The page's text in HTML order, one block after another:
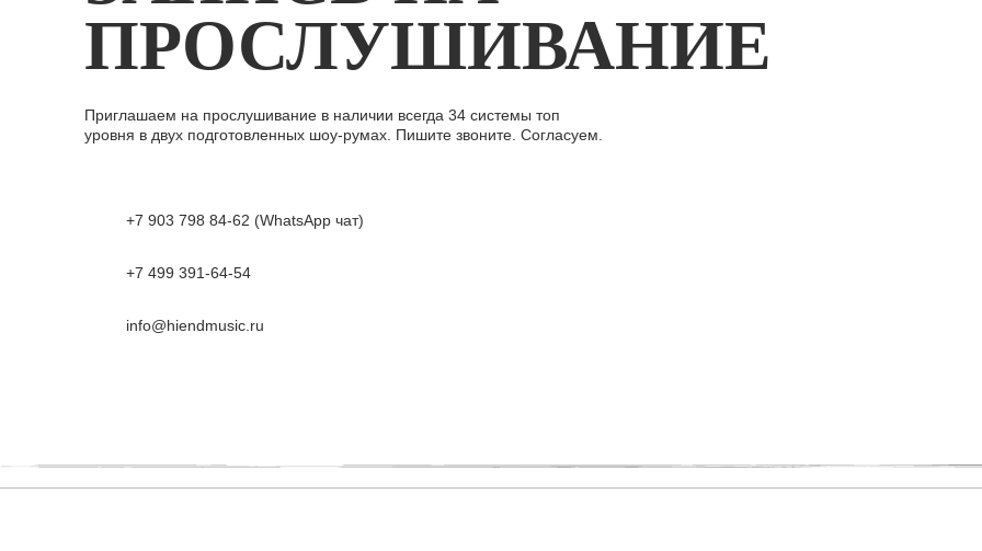
ПРОСЛУШИВАНИЕ
Приглашаем на прослушивание в наличии всегда 34 системы топ
уровня в двух подготовленных шоу-румах. Пишите звоните. Согласуем.
+7 903 798 84-62 (WhatsApp чат)
+7 499 391-64-54
info@hiendmusic.ru